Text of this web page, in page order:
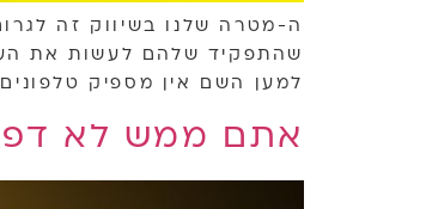
ה-מטרה שלנו בשיווק זה
שהתפקיד שלהם לעשות את
למען השם אין מספיק
אתם ממש לא